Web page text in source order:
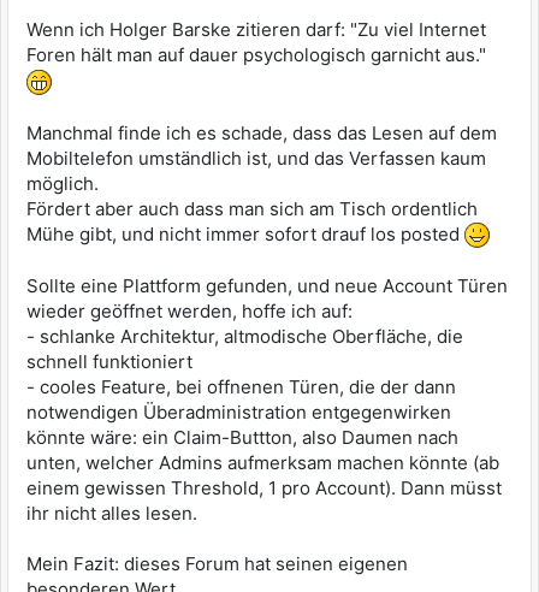
Wenn ich Holger Barske zitieren darf: "Zu viel Internet
Foren hält man auf dauer psychologisch garnicht aus."
Manchmal finde ich es schade, dass das Lesen auf dem
Mobiltelefon umständlich ist, und das Verfassen kaum
möglich.
Fördert aber auch dass man sich am Tisch ordentlich
Mühe gibt, und nicht immer sofort drauf los posted
Sollte eine Plattform gefunden, und neue Account Türen
wieder geöffnet werden, hoffe ich auf:
- schlanke Architektur, altmodische Oberfläche, die
schnell funktioniert
- cooles Feature, bei offnenen Türen, die der dann
notwendigen Überadministration entgegenwirken
könnte wäre: ein Claim-Buttton, also Daumen nach
unten, welcher Admins aufmerksam machen könnte (ab
einem gewissen Threshold, 1 pro Account). Dann müsst
ihr nicht alles lesen.
Mein Fazit: dieses Forum hat seinen eigenen